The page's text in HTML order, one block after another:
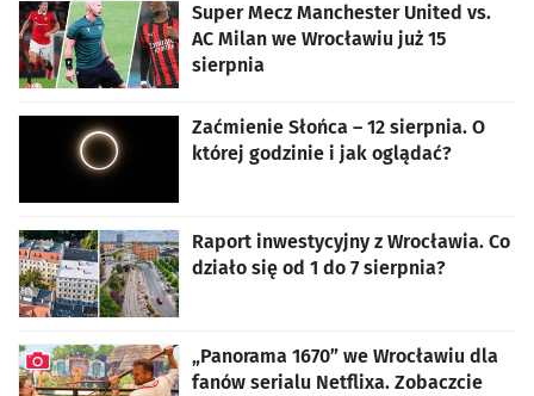
Super Mecz Manchester United vs.
AC Milan we Wrocławiu już 15
sierpnia
Zaćmienie Słońca – 12 sierpnia. O
której godzinie i jak oglądać?
Raport inwestycyjny z Wrocławia. Co
działo się od 1 do 7 sierpnia?
„Panorama 1670” we Wrocławiu dla
fanów serialu Netflixa. Zobaczcie